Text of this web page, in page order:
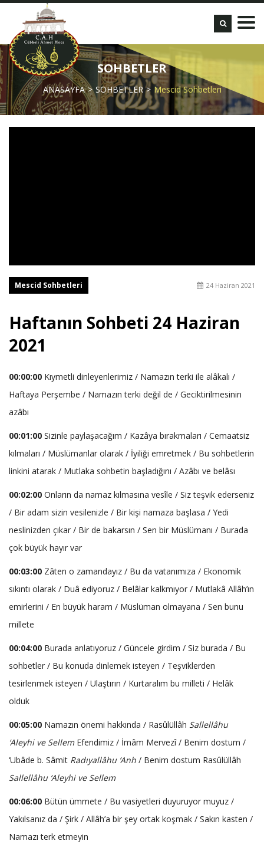
SOHBETLER
ANASAYFA SOHBETLER Mescid Sohbetleri
Mescid Sohbetleri 24 Haziran 2021
Haftanın Sohbeti 24 Haziran
2021
00:00:00 Kıymetli dinleyenlerimiz / Namazın terki ile alâkalı /
Haftaya Perşembe / Namazın terki değil de / Geciktirilmesinin
azâbı
00:01:00 Sizinle paylaşacağım / Kazâya bırakmaları / Cemaatsiz
kılmaları / Müslümanlar olarak / İyiliği emretmek / Bu sohbetlerin
linkini atarak / Mutlaka sohbetin başladığını / Azâbı ve belâsı
00:02:00 Onların da namaz kılmasına vesîle / Siz teşvik ederseniz
/ Bir adam sizin vesilenizle / Bir kişi namaza başlasa / Yedi
neslinizden çıkar / Bir de bakarsın / Sen bir Müslümanı / Burada
çok büyük hayır var
00:03:00 Zâten o zamandayız / Bu da vatanımıza / Ekonomik
sıkıntı olarak / Duâ ediyoruz / Belâlar kalkmıyor / Mutlakâ Allâh’ın
emirlerini / En büyük haram / Müslüman olmayana / Sen bunu
millete
00:04:00 Burada anlatıyoruz / Güncele girdim / Siz burada / Bu
sohbetler / Bu konuda dinlemek isteyen / Teşviklerden
tesirlenmek isteyen / Ulaştırın / Kurtaralım bu milleti / Helâk
olduk
00:05:00 Namazın önemi hakkında / Rasûlüllâh Sallellâhu
‘Aleyhi ve SellemEfendimiz / İmâm Mervezî / Benim dostum /
‘Ubâde b. Sâmit Radıyallâhu ‘Anh / Benim dostum Rasûlüllâh
Sallellâhu ‘Aleyhi ve Sellem
00:06:00 Bütün ümmete / Bu vasiyetleri duyuruyor muyuz /
Yakılsanız da / Şirk / Allâh’a bir şey ortak koşmak / Sakın kasten /
Namazı terk etmeyin